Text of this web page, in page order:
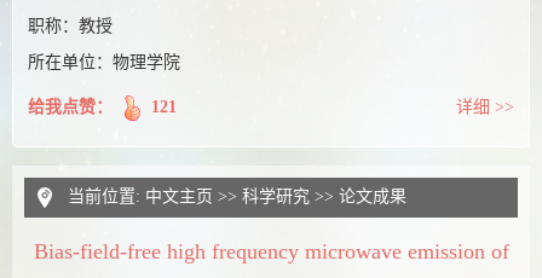
职称：教授
所在单位：物理学院
给我点赞： 121 详细 >>
当前位置: 中文主页 >> 科学研究 >> 论文成果
Bias-field-free high frequency microwave emission of